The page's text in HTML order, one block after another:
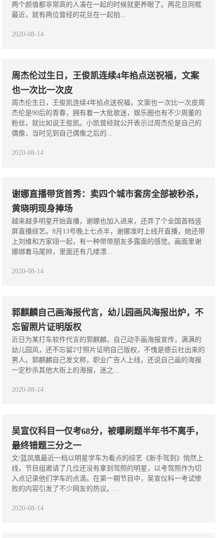
两个颜值都非常高的人凑在一起的时候就更养眼了。两花旦同框
最近，就有两位曾经的花旦在一起拍...
2020-08-14
周杰伦过生日，王俊凯连续4年掐点送祝福，文案
也一次比一次皮
周杰伦生日，王俊凯连续4年掐点送祝福，文案也一次比一次皮周
杰伦是90后的青春，拥有着一大批歌迷，娱乐圈也有不少周董的
粉丝，就比如说王俊凯。小凯曾经就公开表示过周杰伦是自己的
偶像，当时见到自己偶像之后的...
2020-08-14
谢娜直播带货首秀：卖四个城市套房全部被秒杀，
黄晓明现身捧场
越来越多明星开始直播，谢娜也加入进来，还弄了个全国首档竖
屏直播综艺。8月13号晚上七点半，谢娜准时上线开直播，她还带
上刘维和方家翊一起，有一种带带朋友多露面的感觉。画面里谢
娜绑着马尾辫，里面还有几缕漂...
2020-08-14
郭麒麟自己画海报代言，幼儿园画风海报出炉，不
忘留照片证明版权
近日为某打车软件代言的郭麒麟，自己动手画海报宣传，满满的
幼儿园风，还不忘留2寸照片证明自己版权，不愧是德云社出来的
男人。郭麒麟自己发文称，职业广告人上线，还说自己画的海报
一定秒杀其他大街上的海报，迷之...
2020-08-14
吴宣仪科目一仅考68分，被曝刷题半年书不离手，
最终错题三分之一
文/蓝凤凰最近一档以明星学车为看点的综艺《新手驾到》悄然上
线，节目组邀请了几位还没有拿到驾照的明星，以考驾照作为切
入点记录他们学车的点滴。在第一期节目中，吴宣仪科一考试惨
败的内容引发了不少网友的热议。...
2020-08-14